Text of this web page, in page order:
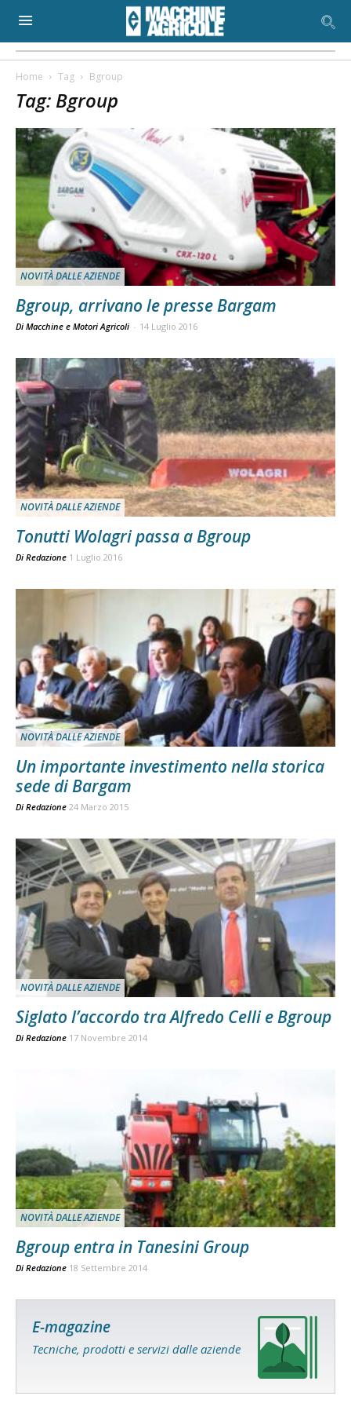
Home Tag Bgroup
Tag: Bgroup
NOVITÀ DALLE AZIENDE
Bgroup, arrivano le presse Bargam
Di Macchine e Motori Agricoli - 14 Luglio 2016
NOVITÀ DALLE AZIENDE
Tonutti Wolagri passa a Bgroup
Di Redazione 1 Luglio 2016
NOVITÀ DALLE AZIENDE
Un importante investimento nella storica
sede di Bargam
Di Redazione 24 Marzo 2015
NOVITÀ DALLE AZIENDE
Siglato l’accordo tra Alfredo Celli e Bgroup
Di Redazione 17 Novembre 2014
NOVITÀ DALLE AZIENDE
Bgroup entra in Tanesini Group
Di Redazione 18 Settembre 2014
E-magazine
Tecniche, prodotti e servizi dalle aziende